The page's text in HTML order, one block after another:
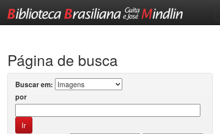
Página de busca
Buscar em:
por